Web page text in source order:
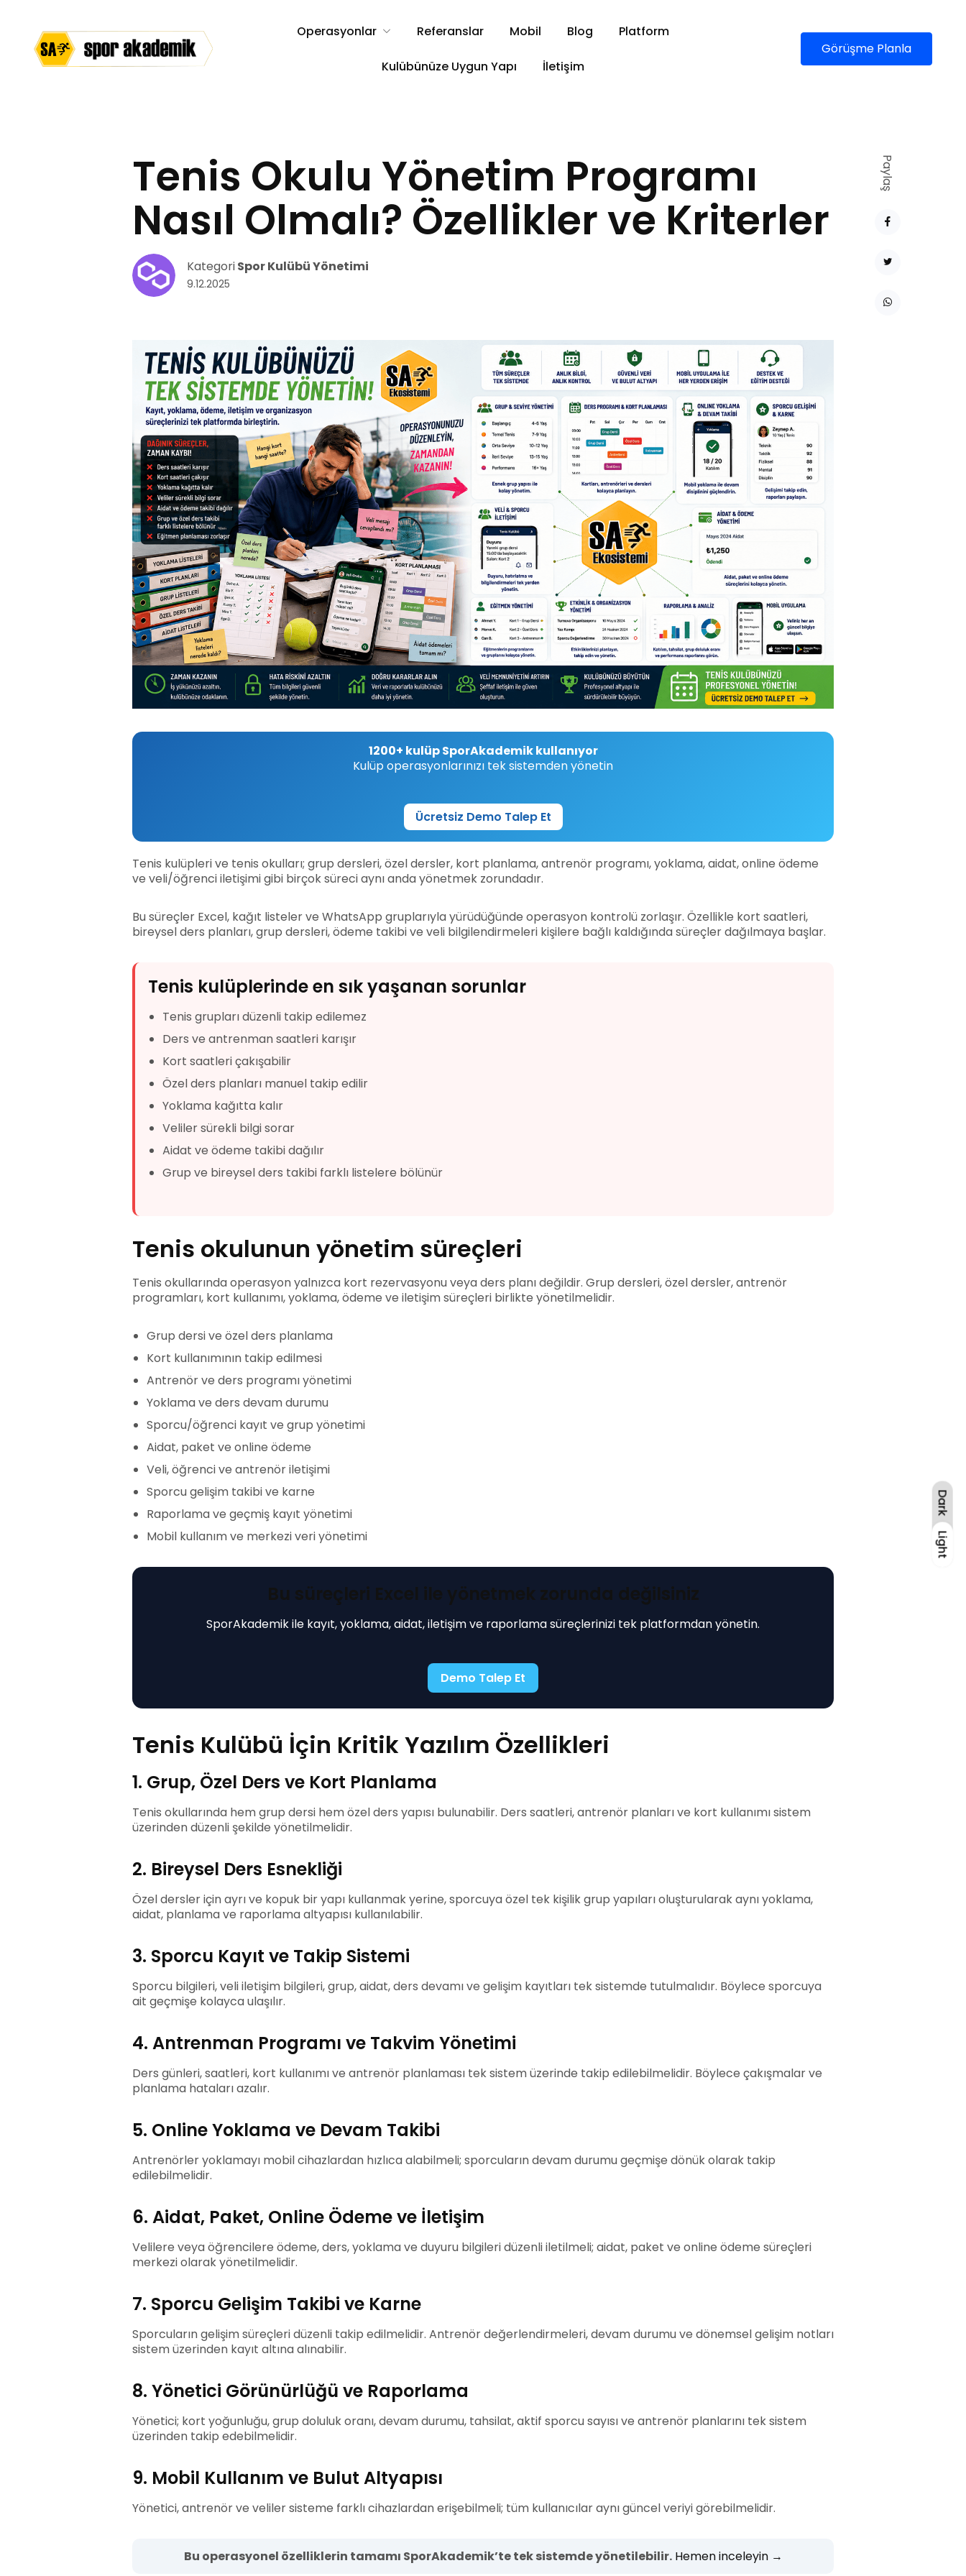
Operasyonlar Referanslar Mobil Blog Platform
Kulübünüze Uygun Yapı İletişim
Görüşme Planla
Tenis Okulu Yönetim Programı
Nasıl Olmalı? Özellikler ve Kriterler
KategoriSpor Kulübü Yönetimi
9.12.2025
1200+ kulüp SporAkademik kullanıyor
Kulüp operasyonlarınızı tek sistemden yönetin
Ücretsiz Demo Talep Et
Tenis kulüpleri ve tenis okulları; grup dersleri, özel dersler, kort planlama, antrenör programı, yoklama, aidat, online ödeme
ve veli/öğrenci iletişimi gibi birçok süreci aynı anda yönetmek zorundadır.
Bu süreçler Excel, kağıt listeler ve WhatsApp gruplarıyla yürüdüğünde operasyon kontrolü zorlaşır. Özellikle kort saatleri,
bireysel ders planları, grup dersleri, ödeme takibi ve veli bilgilendirmeleri kişilere bağlı kaldığında süreçler dağılmaya başlar.
Tenis kulüplerinde en sık yaşanan sorunlar
Tenis grupları düzenli takip edilemez
Ders ve antrenman saatleri karışır
Kort saatleri çakışabilir
Özel ders planları manuel takip edilir
Yoklama kağıtta kalır
Veliler sürekli bilgi sorar
Aidat ve ödeme takibi dağılır
Grup ve bireysel ders takibi farklı listelere bölünür
Tenis okulunun yönetim süreçleri
Tenis okullarında operasyon yalnızca kort rezervasyonu veya ders planı değildir. Grup dersleri, özel dersler, antrenör
programları, kort kullanımı, yoklama, ödeme ve iletişim süreçleri birlikte yönetilmelidir.
Grup dersi ve özel ders planlama
Kort kullanımının takip edilmesi
Antrenör ve ders programı yönetimi
Yoklama ve ders devam durumu
Sporcu/öğrenci kayıt ve grup yönetimi
Aidat, paket ve online ödeme
Veli, öğrenci ve antrenör iletişimi
Sporcu gelişim takibi ve karne
Raporlama ve geçmiş kayıt yönetimi
Mobil kullanım ve merkezi veri yönetimi
Bu süreçleri Excel ile yönetmek zorunda değilsiniz
SporAkademik ile kayıt, yoklama, aidat, iletişim ve raporlama süreçlerinizi tek platformdan yönetin.
Demo Talep Et
Tenis Kulübü İçin Kritik Yazılım Özellikleri
1. Grup, Özel Ders ve Kort Planlama
Tenis okullarında hem grup dersi hem özel ders yapısı bulunabilir. Ders saatleri, antrenör planları ve kort kullanımı sistem
üzerinden düzenli şekilde yönetilmelidir.
2. Bireysel Ders Esnekliği
Özel dersler için ayrı ve kopuk bir yapı kullanmak yerine, sporcuya özel tek kişilik grup yapıları oluşturularak aynı yoklama,
aidat, planlama ve raporlama altyapısı kullanılabilir.
3. Sporcu Kayıt ve Takip Sistemi
Sporcu bilgileri, veli iletişim bilgileri, grup, aidat, ders devamı ve gelişim kayıtları tek sistemde tutulmalıdır. Böylece sporcuya
ait geçmişe kolayca ulaşılır.
4. Antrenman Programı ve Takvim Yönetimi
Ders günleri, saatleri, kort kullanımı ve antrenör planlaması tek sistem üzerinde takip edilebilmelidir. Böylece çakışmalar ve
planlama hataları azalır.
5. Online Yoklama ve Devam Takibi
Antrenörler yoklamayı mobil cihazlardan hızlıca alabilmeli; sporcuların devam durumu geçmişe dönük olarak takip
edilebilmelidir.
6. Aidat, Paket, Online Ödeme ve İletişim
Velilere veya öğrencilere ödeme, ders, yoklama ve duyuru bilgileri düzenli iletilmeli; aidat, paket ve online ödeme süreçleri
merkezi olarak yönetilmelidir.
7. Sporcu Gelişim Takibi ve Karne
Sporcuların gelişim süreçleri düzenli takip edilmelidir. Antrenör değerlendirmeleri, devam durumu ve dönemsel gelişim notları
sistem üzerinden kayıt altına alınabilir.
8. Yönetici Görünürlüğü ve Raporlama
Yönetici; kort yoğunluğu, grup doluluk oranı, devam durumu, tahsilat, aktif sporcu sayısı ve antrenör planlarını tek sistem
üzerinden takip edebilmelidir.
9. Mobil Kullanım ve Bulut Altyapısı
Yönetici, antrenör ve veliler sisteme farklı cihazlardan erişebilmeli; tüm kullanıcılar aynı güncel veriyi görebilmelidir.
Bu operasyonel özelliklerin tamamı SporAkademik’te tek sistemde yönetilebilir. Hemen inceleyin →
Paylaş
Dark
Light
Light